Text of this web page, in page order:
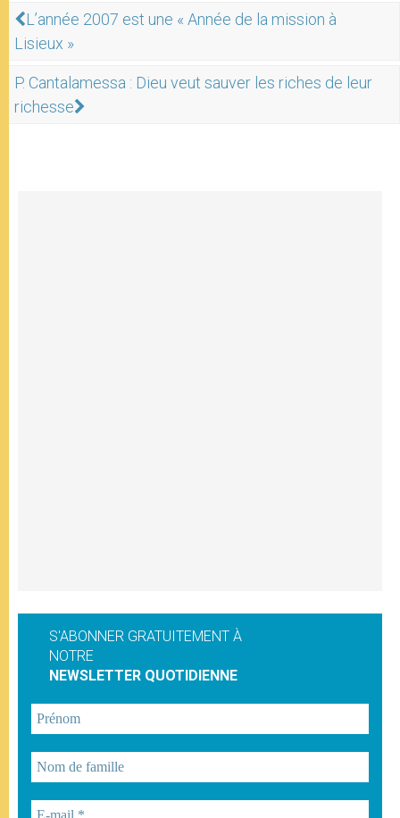
L’année 2007 est une « Année de la mission à
Lisieux »
P. Cantalamessa : Dieu veut sauver les riches de leur
richesse
S'ABONNER GRATUITEMENT À
NOTRE
NEWSLETTER QUOTIDIENNE